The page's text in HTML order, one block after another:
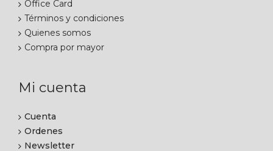
Office Card
Términos y condiciones
Quienes somos
Compra por mayor
Mi cuenta
Cuenta
Ordenes
Newsletter